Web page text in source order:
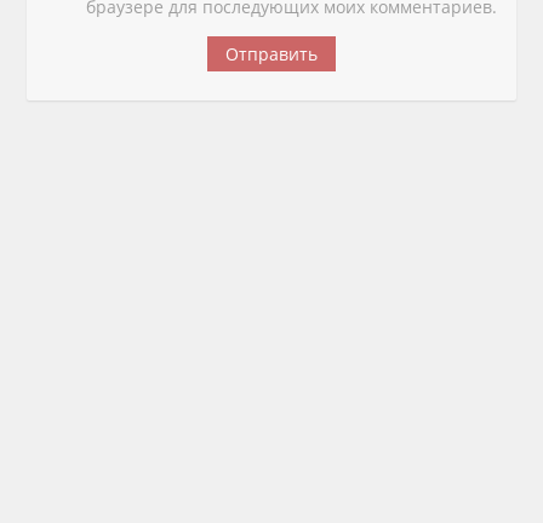
браузере для последующих моих комментариев.